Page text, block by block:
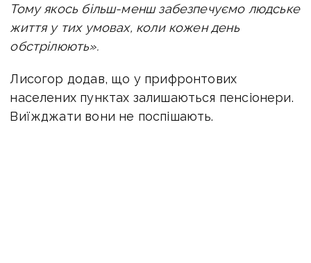
Тому якось більш-менш забезпечуємо людське
життя у тих умовах, коли кожен день
обстрілюють».
Лисогор додав, що у прифронтових
населених пунктах залишаються пенсіонери.
Виїжджати вони не поспішають.